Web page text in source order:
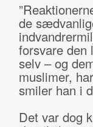
de
forsvare den
selv – og
muslimer,
smiler han i
Det var dog